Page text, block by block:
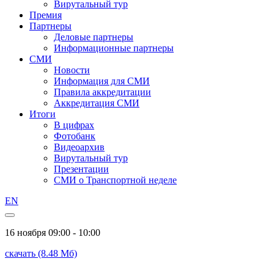
Вирутальный тур
Премия
Партнеры
Деловые партнеры
Информационные партнеры
СМИ
Новости
Информация для СМИ
Правила аккредитации
Аккредитация СМИ
Итоги
В цифрах
Фотобанк
Видеоархив
Вирутальный тур
Презентации
СМИ о Транспортной неделе
EN
16 ноября 09:00 - 10:00
скачать (8.48 Мб)